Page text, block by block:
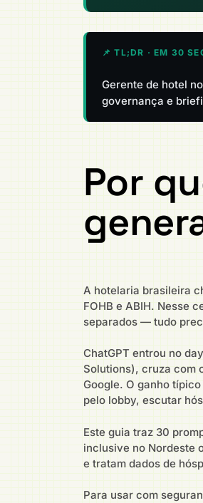
📌 TL;DR · EM 30
Gerente de hotel
governança e
Por
A hotelaria brasileira
FOHB e ABIH. Nesse
separados — tudo
ChatGPT entrou no
Solutions), cruza com
Google. O ganho
pelo lobby, escutar
Este guia traz 30
inclusive no Nordeste
e tratam dados de
Para usar com